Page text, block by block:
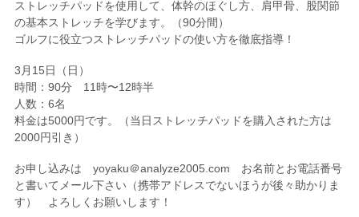
ストレッチパッドを使用して、体幹のほぐし方、肩甲骨、股関節
の基本ストレッチを学びます。（90分間）
ゴルフに役立つストレッチパッドの使い方を徹底指導！
3月15日（日）
時間：90分 11時〜12時半
人数：6名
料金は5000円です。（当日ストレッチパッドを購入された方は
2000円引き）
お申し込みは yoyaku＠analyze2005.com お名前とお電話番号
と書いてメール下さい（携帯アドレスでないほうが後々助かりま
す） よろしくお願いします！